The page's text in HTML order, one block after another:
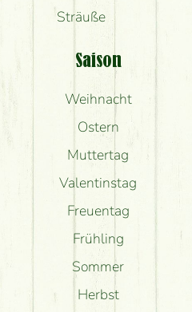
Sträuße
Saison
Weihnacht
Ostern
Muttertag
Valentinstag
Freuentag
Frühling
Sommer
Herbst